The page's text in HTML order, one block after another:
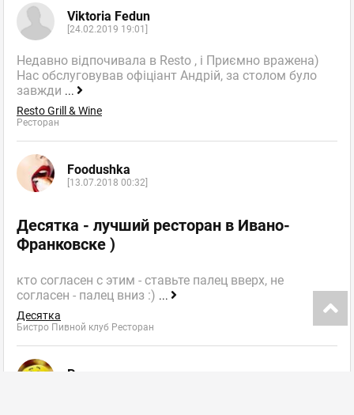
Viktoria Fedun
[24.02.2019 19:01]
Недавно відпочивала в Resto , і Приємно вражена)
Нас обслуговував офіціант Андрій, за столом було
завжди ...
Resto Grill & Wine
Ресторан
Foodushka
[13.07.2018 00:32]
Десятка - лучший ресторан в Ивано-
Франковске )
кто согласен с этим - ставьте палец вверх, не
согласен - палец вниз :) ...
Десятка
Бистро Пивной клуб Ресторан
Рауль